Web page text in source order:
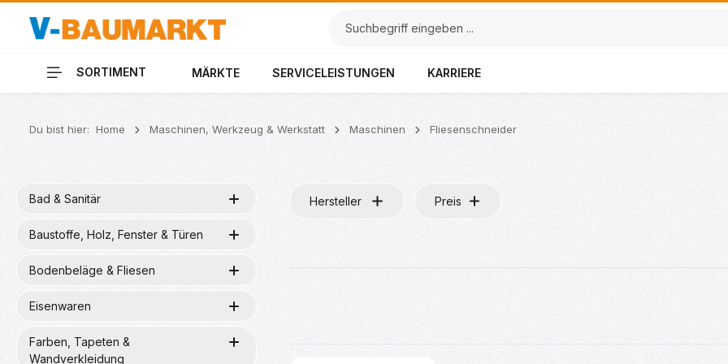
Hauptinhalt springen
Zur Suche springen
Zur Hauptnavigation springen
SORTIMENT MÄRKTE SERVICELEISTUNGEN KARRIERE
Du bist hier: Home Maschinen, Werkzeug & Werkstatt Maschinen Fliesenschneider
Bad & Sanitär
Baustoffe, Holz, Fenster & Türen
Bodenbeläge & Fliesen
Eisenwaren
Farben, Tapeten &
Wandverkleidung
Hersteller Preis